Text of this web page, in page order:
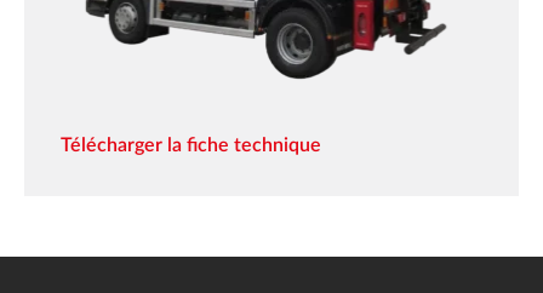
Télécharger la fiche technique